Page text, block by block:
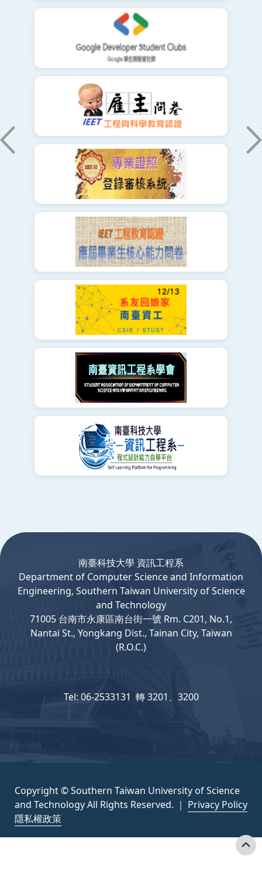
南臺科技大學 資訊工程系
Departmentof ComputerScience and Information
Engineering, Southern Taiwan University of Science
and Technology
71005 台南市永康區南台街一號 Rm. C201, No.1,
Nantai St., Yongkang Dist., Tainan City, Taiwan
(R.O.C.)
Tel: 06-2533131 轉 3201、3200
Copyright © Southern Taiwan University of Science
and Technology All Rights Reserved. ｜ Privacy Policy
隱私權政策